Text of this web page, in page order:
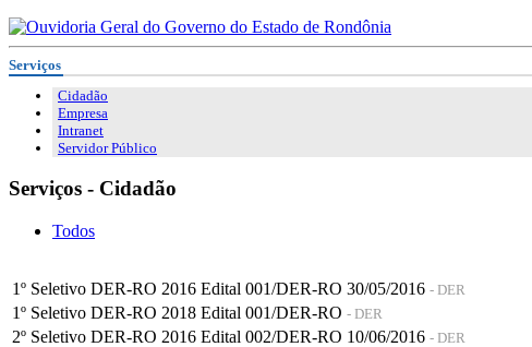
Serviços
Cidadão
Empresa
Intranet
Servidor Público
Serviços - Cidadão
Todos
1º Seletivo DER-RO 2016 Edital 001/DER-RO 30/05/2016 - DER
1º Seletivo DER-RO 2018 Edital 001/DER-RO - DER
2º Seletivo DER-RO 2016 Edital 002/DER-RO 10/06/2016 - DER